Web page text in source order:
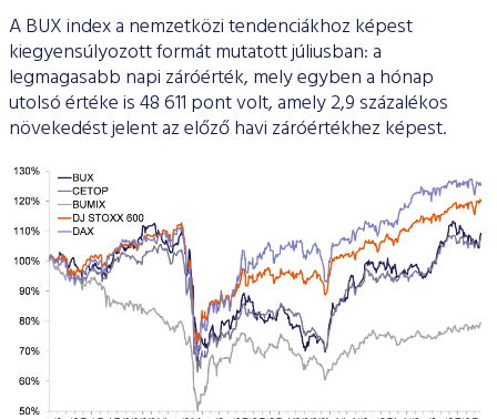
A BUX index a nemzetközi tendenciákhoz képest
kiegyensúlyozott formát mutatott júliusban: a
legmagasabb napi záróérték, mely egyben a hónap
utolsó értéke is 48 611 pont volt, amely 2,9 százalékos
növekedést jelent az előző havi záróértékhez képest.